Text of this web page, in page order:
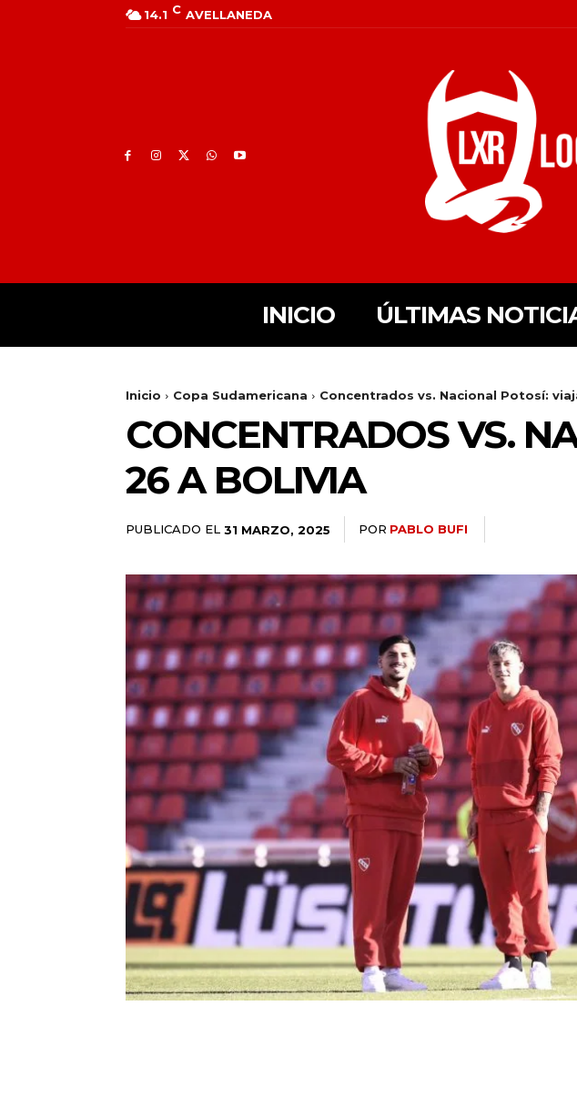
14.1 C AVELLANEDA
INICIO ÚLTIMAS
Inicio Copa Sudamericana Concentrados vs. Nacional Potosí:
CONCENTRADOS VS.
26 A BOLIVIA
PUBLICADO EL 31 MARZO, 2025 POR PABLO BUFI